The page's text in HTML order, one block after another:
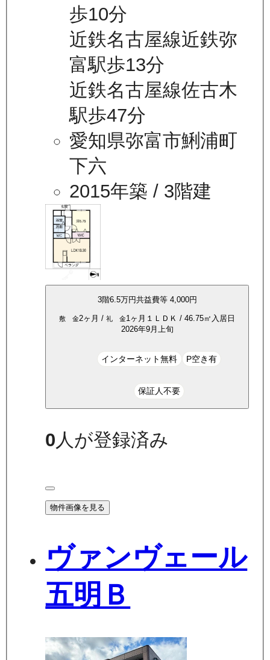
歩10分
近鉄名古屋線近鉄弥
富駅歩13分
近鉄名古屋線佐古木
駅歩47分
愛知県弥富市鯏浦町
下六
2015年築 / 3階建
3階6.5万円共益費等 4,000円
敷 金2ヶ月 / 礼 金1ヶ月 １ＬＤＫ / 46.75㎡ 入居日
2026年9月上旬
インターネット無料 P空き有
保証人不要
0 人が登録済み
物件画像を見る
ヴァンヴェール
五明Ｂ